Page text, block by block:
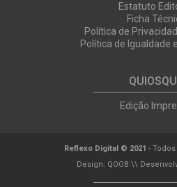
Estatuto
Ficha
Política de
Política de Igualdade
Edição
Reflexo Digital © 2021 -
Design: QOOB \\